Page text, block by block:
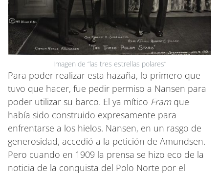
Imagen de “las tres estrellas polares”
Para poder realizar esta hazaña, lo primero que
tuvo que hacer, fue pedir permiso a Nansen para
poder utilizar su barco. El ya mítico Framque
había sido construido expresamente para
enfrentarse a los hielos. Nansen, en un rasgo de
generosidad, accedió a la petición de Amundsen.
Pero cuando en 1909 la prensa se hizo eco de la
noticia de la conquista del Polo Norte por el